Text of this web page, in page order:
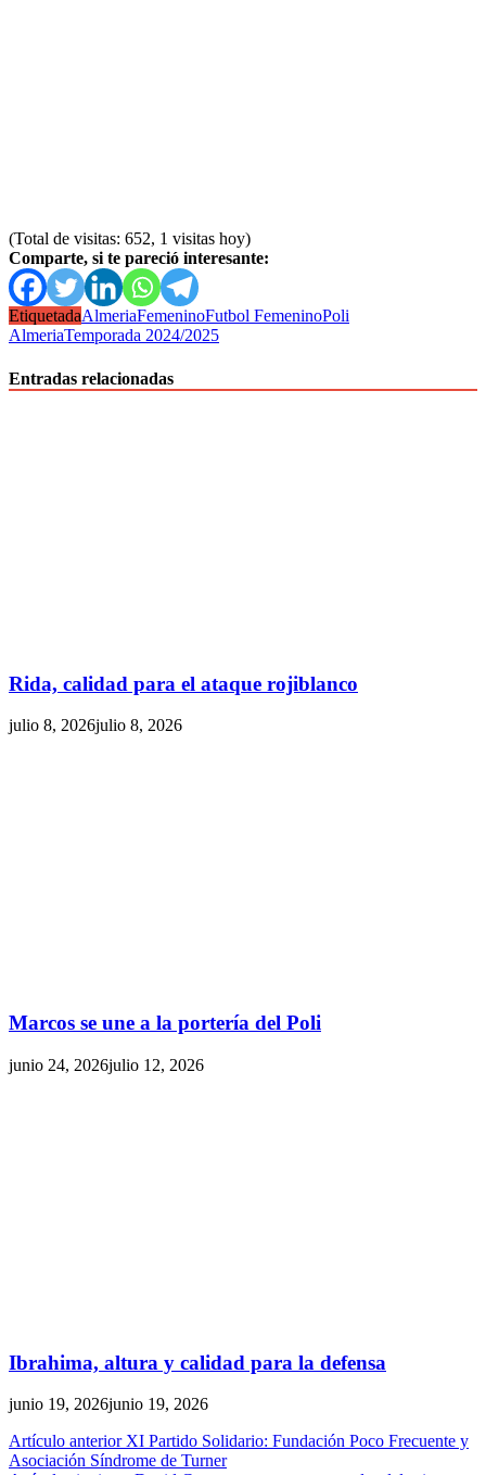
(Total de visitas: 652, 1 visitas hoy)
Comparte, si te pareció interesante:
EtiquetadaAlmeriaFemeninoFutbol FemeninoPoli
AlmeriaTemporada 2024/2025
Entradas relacionadas
Rida, calidad para el ataque rojiblanco
julio 8, 2026julio 8, 2026
Marcos se une a la portería del Poli
junio 24, 2026julio 12, 2026
Ibrahima, altura y calidad para la defensa
junio 19, 2026junio 19, 2026
Artículo anterior XI Partido Solidario: Fundación Poco Frecuente y
Asociación Síndrome de Turner